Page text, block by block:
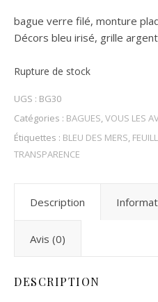
bague verre filé, monture
Décors bleu irisé, grille
Rupture de stock
UGS : BG30
Catégories : BAGUES,VOUS LES
Étiquettes : BLEU DES MERS,
TRANSPARENCE
Description
Avis (0)
DESCRIPTION